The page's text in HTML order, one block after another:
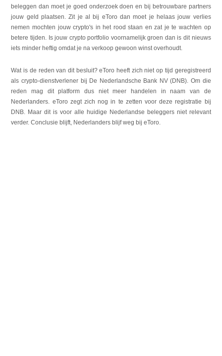
beleggen dan moet je goed onderzoek doen en bij betrouwbare partners
jouw geld plaatsen. Zit je al bij eToro dan moet je helaas jouw verlies
nemen mochten jouw crypto's in het rood staan en zat je te wachten op
betere tijden. Is jouw crypto portfolio voornamelijk groen dan is dit nieuws
iets minder heftig omdat je na verkoop gewoon winst overhoudt.
Wat is de reden van dit besluit? eToro heeft zich niet op tijd geregistreerd
als crypto-dienstverlener bij De Nederlandsche Bank NV (DNB). Om die
reden mag dit platform dus niet meer handelen in naam van de
Nederlanders. eToro zegt zich nog in te zetten voor deze registratie bij
DNB. Maar dit is voor alle huidige Nederlandse beleggers niet relevant
verder. Conclusie blijft, Nederlanders blijf weg bij eToro.